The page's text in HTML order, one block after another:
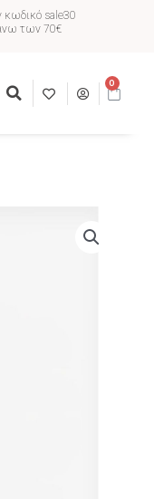
κωδικό sale30
των 70€
0